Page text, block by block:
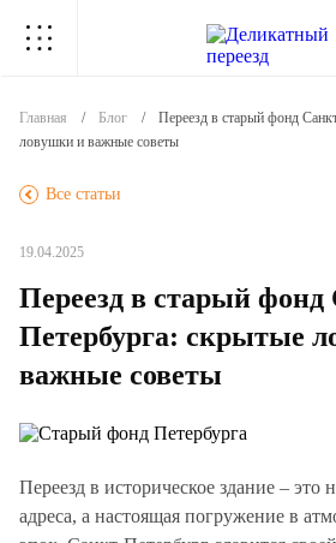
. . .
. . .
. . .
Главная Блог
Переезд в старый фонд
ловушки и важные советы
Все статьи
.
19.04.2025
Переезд в старый фонд
Петербурга: скрытые
важные советы
Переезд в историческое здание – это
адреса, а настоящая погружение в